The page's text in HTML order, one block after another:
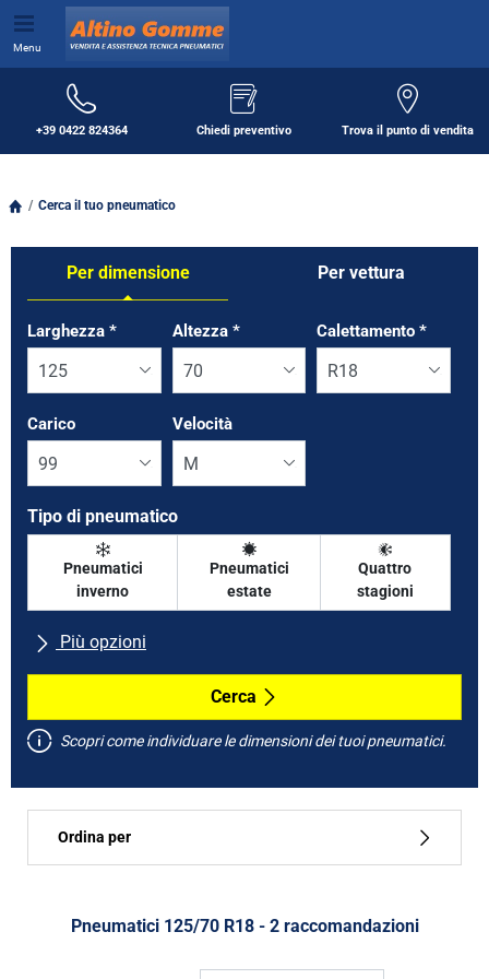
Menu
+39 0422 824364 Chiedi preventivo Trova il punto di vendita
Cerca il tuo pneumatico
Per dimensione Per vettura
Tab updated: Per dimensione
Larghezza * Altezza * Calettamento*
Carico Velocità
Tipo di pneumatico
Pneumatici
inverno
Pneumatici
estate
Quattro
stagioni
Più opzioni
Tutte le marche
Tipo di vettura
Run flat
Cerca
Scopri come individuare le dimensioni dei tuoi pneumatici.
Ordina per
Tipo di pneumatico
Pneumatici ‎125/70 R18 - 2 raccomandazioni